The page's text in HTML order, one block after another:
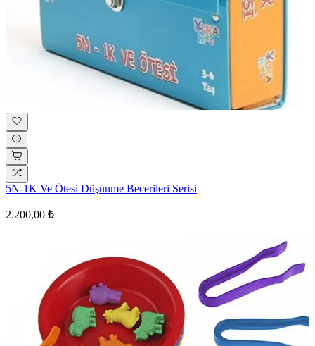
5N-1K Ve Ötesi Düşünme Becerileri Serisi
2.200,00 ₺